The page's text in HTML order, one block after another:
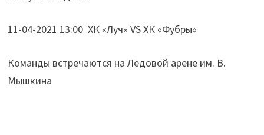
11-04-2021 13:00 ХК «Луч» VS ХК «Фубры»
Команды встречаются на Ледовой арене им. В.
Мышкина